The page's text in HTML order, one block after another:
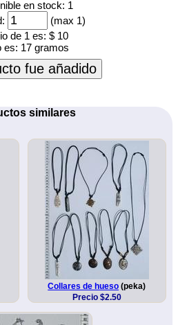
en stock: 1
(max 1)
de 1 es: $ 10
es: 17 gramos
fue añadido
similares
Collares de hueso (peka)
Precio $2.50